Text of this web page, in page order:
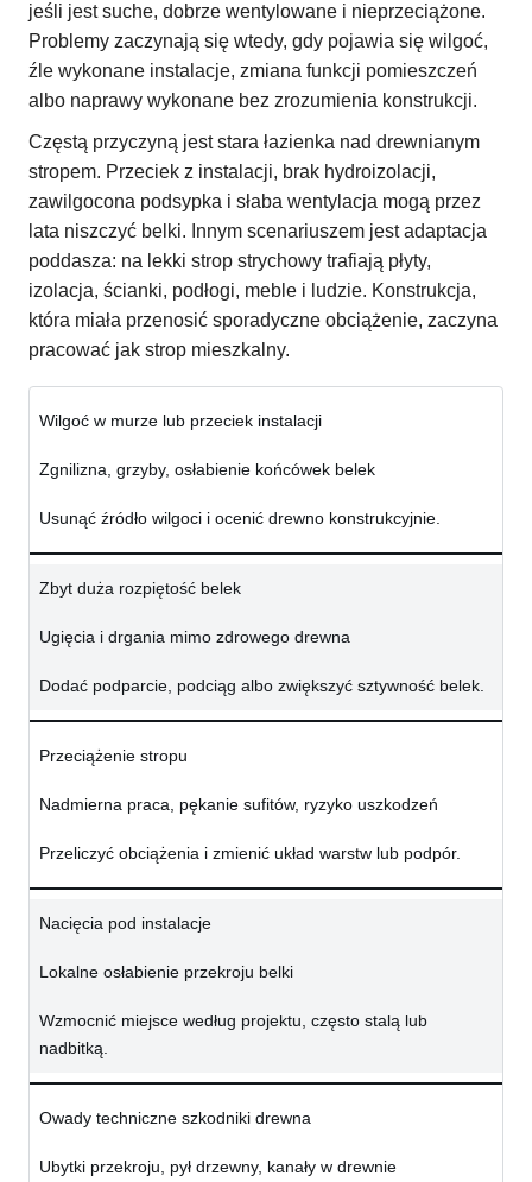
jeśli jest suche, dobrze wentylowane i nieprzeciążone.
Problemy zaczynają się wtedy, gdy pojawia się wilgoć,
źle wykonane instalacje, zmiana funkcji pomieszczeń
albo naprawy wykonane bez zrozumienia konstrukcji.
Częstą przyczyną jest stara łazienka nad drewnianym
stropem. Przeciek z instalacji, brak hydroizolacji,
zawilgocona podsypka i słaba wentylacja mogą przez
lata niszczyć belki. Innym scenariuszem jest adaptacja
poddasza: na lekki strop strychowy trafiają płyty,
izolacja, ścianki, podłogi, meble i ludzie. Konstrukcja,
która miała przenosić sporadyczne obciążenie, zaczyna
pracować jak strop mieszkalny.
Wilgoć w murze lub przeciek instalacji
Zgnilizna, grzyby, osłabienie końcówek belek
Usunąć źródło wilgoci i ocenić drewno konstrukcyjnie.
Zbyt duża rozpiętość belek
Ugięcia i drgania mimo zdrowego drewna
Dodać podparcie, podciąg albo zwiększyć sztywność belek.
Przeciążenie stropu
Nadmierna praca, pękanie sufitów, ryzyko uszkodzeń
Przeliczyć obciążenia i zmienić układ warstw lub podpór.
Nacięcia pod instalacje
Lokalne osłabienie przekroju belki
Wzmocnić miejsce według projektu, często stalą lub
nadbitką.
Owady techniczne szkodniki drewna
Ubytki przekroju, pył drzewny, kanały w drewnie